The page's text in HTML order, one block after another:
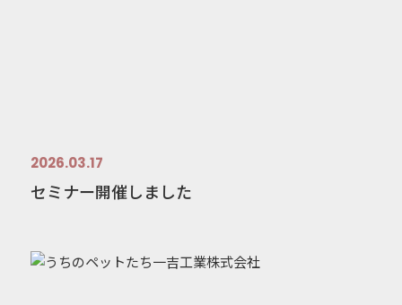
2026.03.17
セミナー開催しました